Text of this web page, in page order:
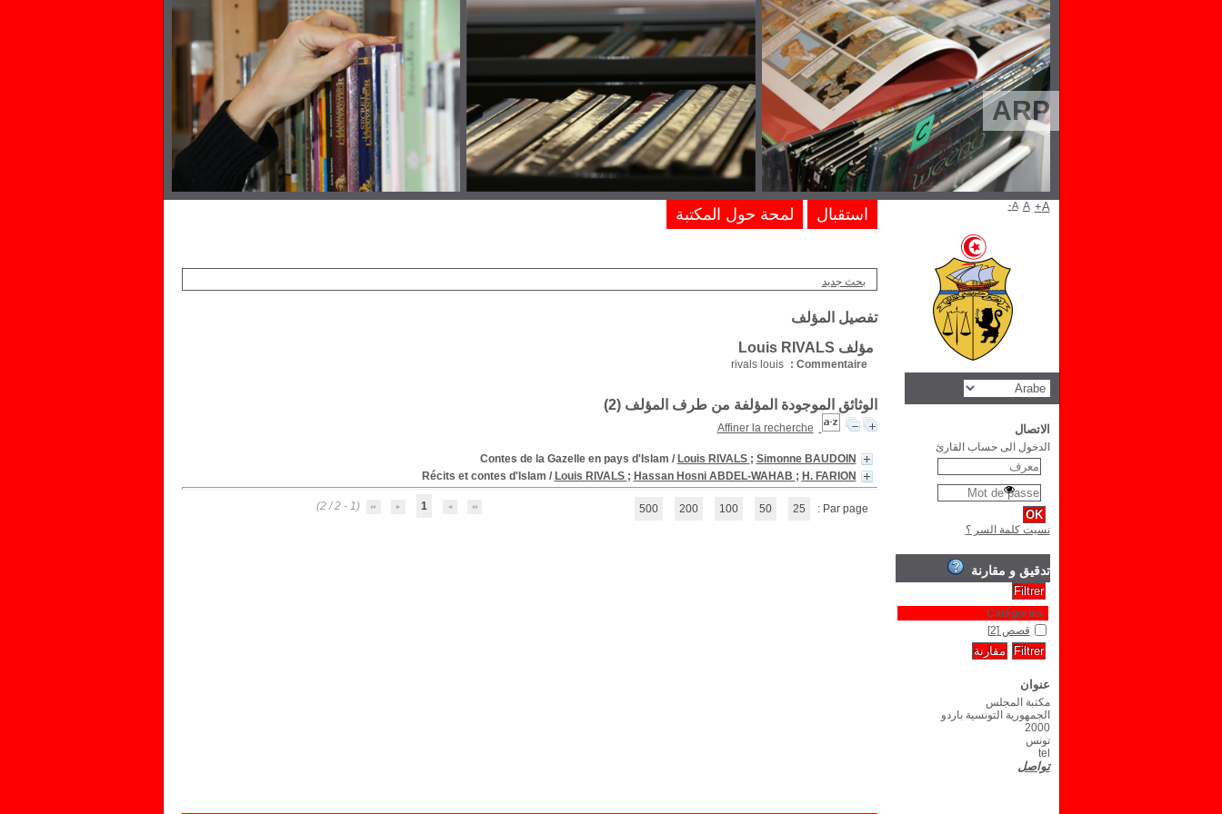
ARP
بحث جديد
تفصيل المؤلف
مؤلف Louis RIVALS
Commentaire :
rivals louis
الوثائق الموجودة المؤلفة من طرف المؤلف (2
)
Affiner la recherche
Contes de la Gazelle en pays d'Islam / Louis RIVALS ; Simonne BAUDOIN
Récits et contes d'Islam / Louis RIVALS ; Hassan Hosni ABDEL-WAHAB ; H. FARION
1
(1 - 2 / 2) Par page :
25
50
100
200
500
استقبال لمحة حول المكتبة A- A A+
الاتصال
الدخول الى حساب القارئ
نسيت كلمة السر ؟
تدقيق و مقارنة
Catégories
قصص [2]
عنوان
مكتبة المجلس
الجمهورية التونسية باردو
2000
تونس
tel
تواصل